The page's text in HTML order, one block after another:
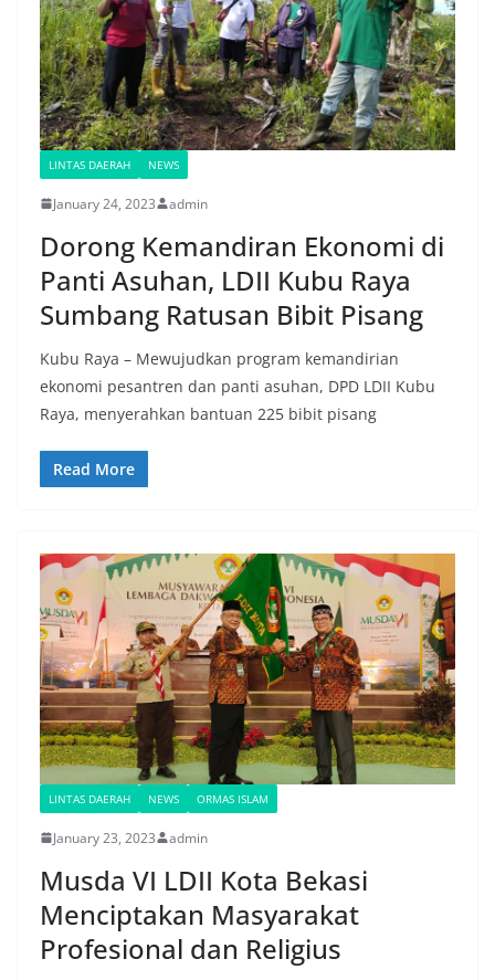
LINTAS DAERAH NEWS
January 24, 2023 admin
Dorong Kemandiran Ekonomi di
Panti Asuhan, LDII Kubu Raya
Sumbang Ratusan Bibit Pisang
Kubu Raya – Mewujudkan program kemandirian
ekonomi pesantren dan panti asuhan, DPD LDII Kubu
Raya, menyerahkan bantuan 225 bibit pisang
Read More
LINTAS DAERAH NEWS ORMAS ISLAM
January 23, 2023 admin
Musda VI LDII Kota Bekasi
Menciptakan Masyarakat
Profesional dan Religius